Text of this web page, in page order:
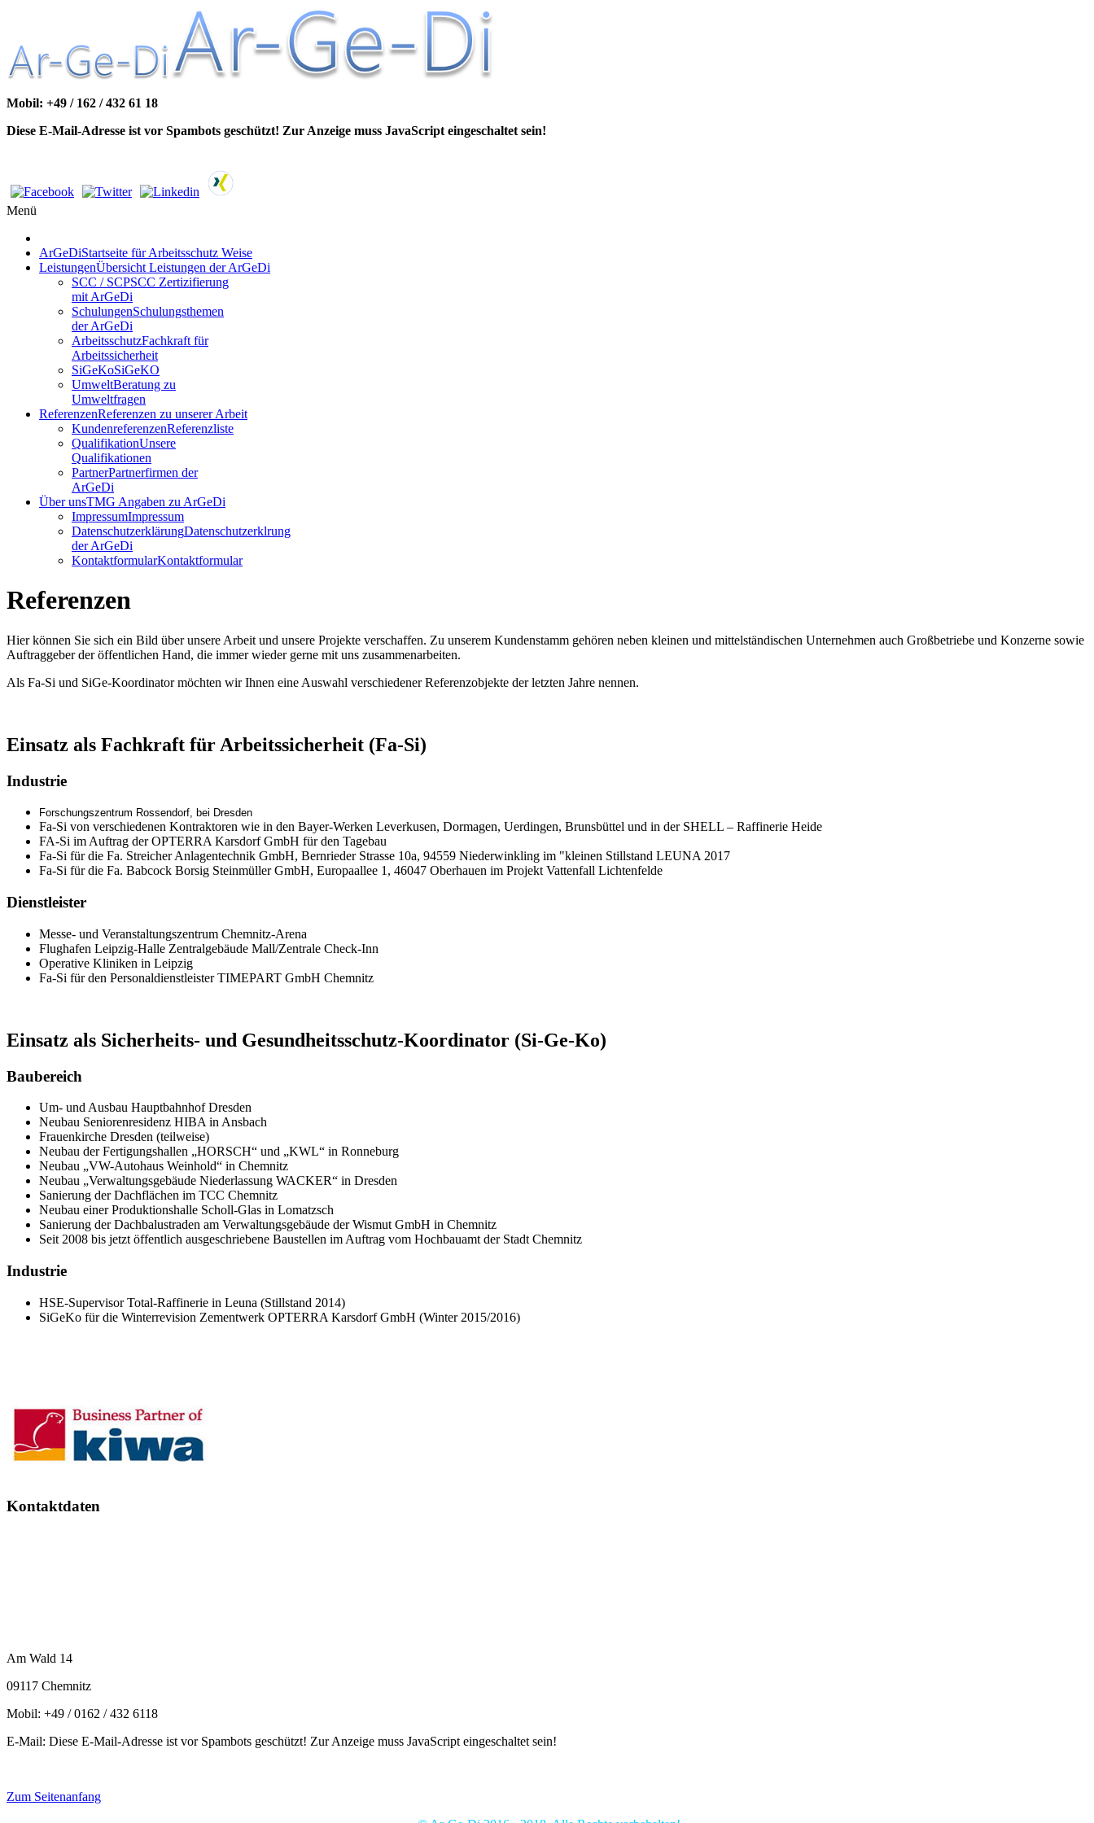
Mobil: +49 / 162 / 432 61 18
Diese E-Mail-Adresse ist vor Spambots geschützt! Zur Anzeige muss JavaScript eingeschaltet sein!
Menü
ArGeDiStartseite für Arbeitsschutz Weise
LeistungenÜbersicht Leistungen der ArGeDi
SCC / SCPSCC Zertizifierung
mit ArGeDi
SchulungenSchulungsthemen
der ArGeDi
ArbeitsschutzFachkraft für
Arbeitssicherheit
SiGeKoSiGeKO
UmweltBeratung zu
Umweltfragen
ReferenzenReferenzen zu unserer Arbeit
KundenreferenzenReferenzliste
QualifikationUnsere
Qualifikationen
PartnerPartnerfirmen der
ArGeDi
Über unsTMG Angaben zu ArGeDi
ImpressumImpressum
DatenschutzerklärungDatenschutzerklrung
der ArGeDi
KontaktformularKontaktformular
Referenzen
Hier können Sie sich ein Bild über unsere Arbeit und unsere Projekte verschaffen. Zu unserem Kundenstamm gehören neben kleinen und mittelständischen Unternehmen auch Großbetriebe und Konzerne sowie
Auftraggeber der öffentlichen Hand, die immer wieder gerne mit uns zusammenarbeiten.
Als Fa-Si und SiGe-Koordinator möchten wir Ihnen eine Auswahl verschiedener Referenzobjekte der letzten Jahre nennen.
Einsatz als Fachkraft für Arbeitssicherheit (Fa-Si)
Industrie
Forschungszentrum Rossendorf, bei Dresden
Fa-Si von verschiedenen Kontraktoren wie in den Bayer-Werken Leverkusen, Dormagen, Uerdingen, Brunsbüttel und in der SHELL – Raffinerie Heide
FA-Si im Auftrag der OPTERRA Karsdorf GmbH für den Tagebau
Fa-Si für die Fa. Streicher Anlagentechnik GmbH, Bernrieder Strasse 10a, 94559 Niederwinkling im "kleinen Stillstand LEUNA 2017
Fa-Si für die Fa. Babcock Borsig Steinmüller GmbH, Europaallee 1, 46047 Oberhauen im Projekt Vattenfall Lichtenfelde
Dienstleister
Messe- und Veranstaltungszentrum Chemnitz-Arena
Flughafen Leipzig-Halle Zentralgebäude Mall/Zentrale Check-Inn
Operative Kliniken in Leipzig
Fa-Si für den Personaldienstleister TIMEPART GmbH Chemnitz
Einsatz als Sicherheits- und Gesundheitsschutz-Koordinator (Si-Ge-Ko)
Baubereich
Um- und Ausbau Hauptbahnhof Dresden
Neubau Seniorenresidenz HIBA in Ansbach
Frauenkirche Dresden (teilweise)
Neubau der Fertigungshallen „HORSCH“ und „KWL“ in Ronneburg
Neubau „VW-Autohaus Weinhold“ in Chemnitz
Neubau „Verwaltungsgebäude Niederlassung WACKER“ in Dresden
Sanierung der Dachflächen im TCC Chemnitz
Neubau einer Produktionshalle Scholl-Glas in Lomatzsch
Sanierung der Dachbalustraden am Verwaltungsgebäude der Wismut GmbH in Chemnitz
Seit 2008 bis jetzt öffentlich ausgeschriebene Baustellen im Auftrag vom Hochbauamt der Stadt Chemnitz
Industrie
HSE-Supervisor Total-Raffinerie in Leuna (Stillstand 2014)
SiGeKo für die Winterrevision Zementwerk OPTERRA Karsdorf GmbH (Winter 2015/2016)
Kontaktdaten
Am Wald 14
09117 Chemnitz
Mobil: +49 / 0162 / 432 6118
E-Mail: Diese E-Mail-Adresse ist vor Spambots geschützt! Zur Anzeige muss JavaScript eingeschaltet sein!
Zum Seitenanfang